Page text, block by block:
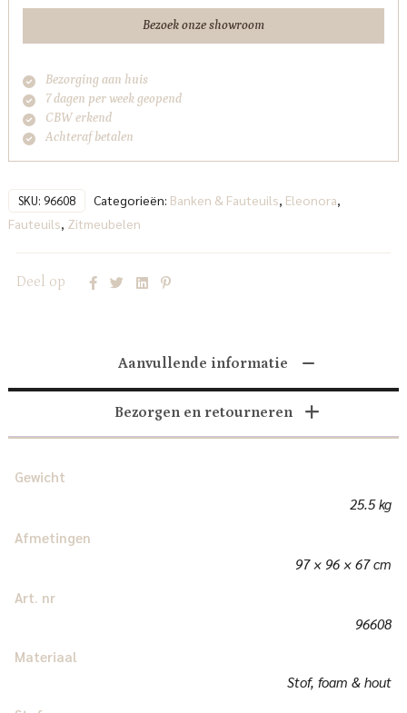
Bezoek onze showroom
Bezorging aan huis
7 dagen per week geopend
CBW erkend
Achteraf betalen
SKU: 96608 Categorieën: Banken & Fauteuils Eleonora
Fauteuils Zitmeubelen
Deel op
Aanvullende informatie
Bezorgen en retourneren
Gewicht
25.5 kg
Afmetingen
97 × 96 × 67 cm
Art. nr
96608
Materiaal
Stof, foam & hout